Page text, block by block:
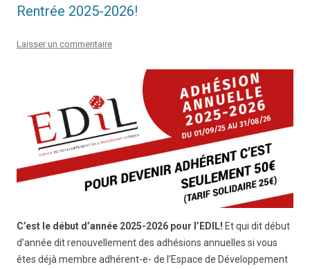
Rentrée 2025-2026!
Laisser un commentaire
C’est le début d’année 2025-2026 pour l’EDIL! Et qui dit début
d’année dit renouvellement des adhésions annuelles si vous
êtes déjà membre adhérent-e- de l’Espace de Développement